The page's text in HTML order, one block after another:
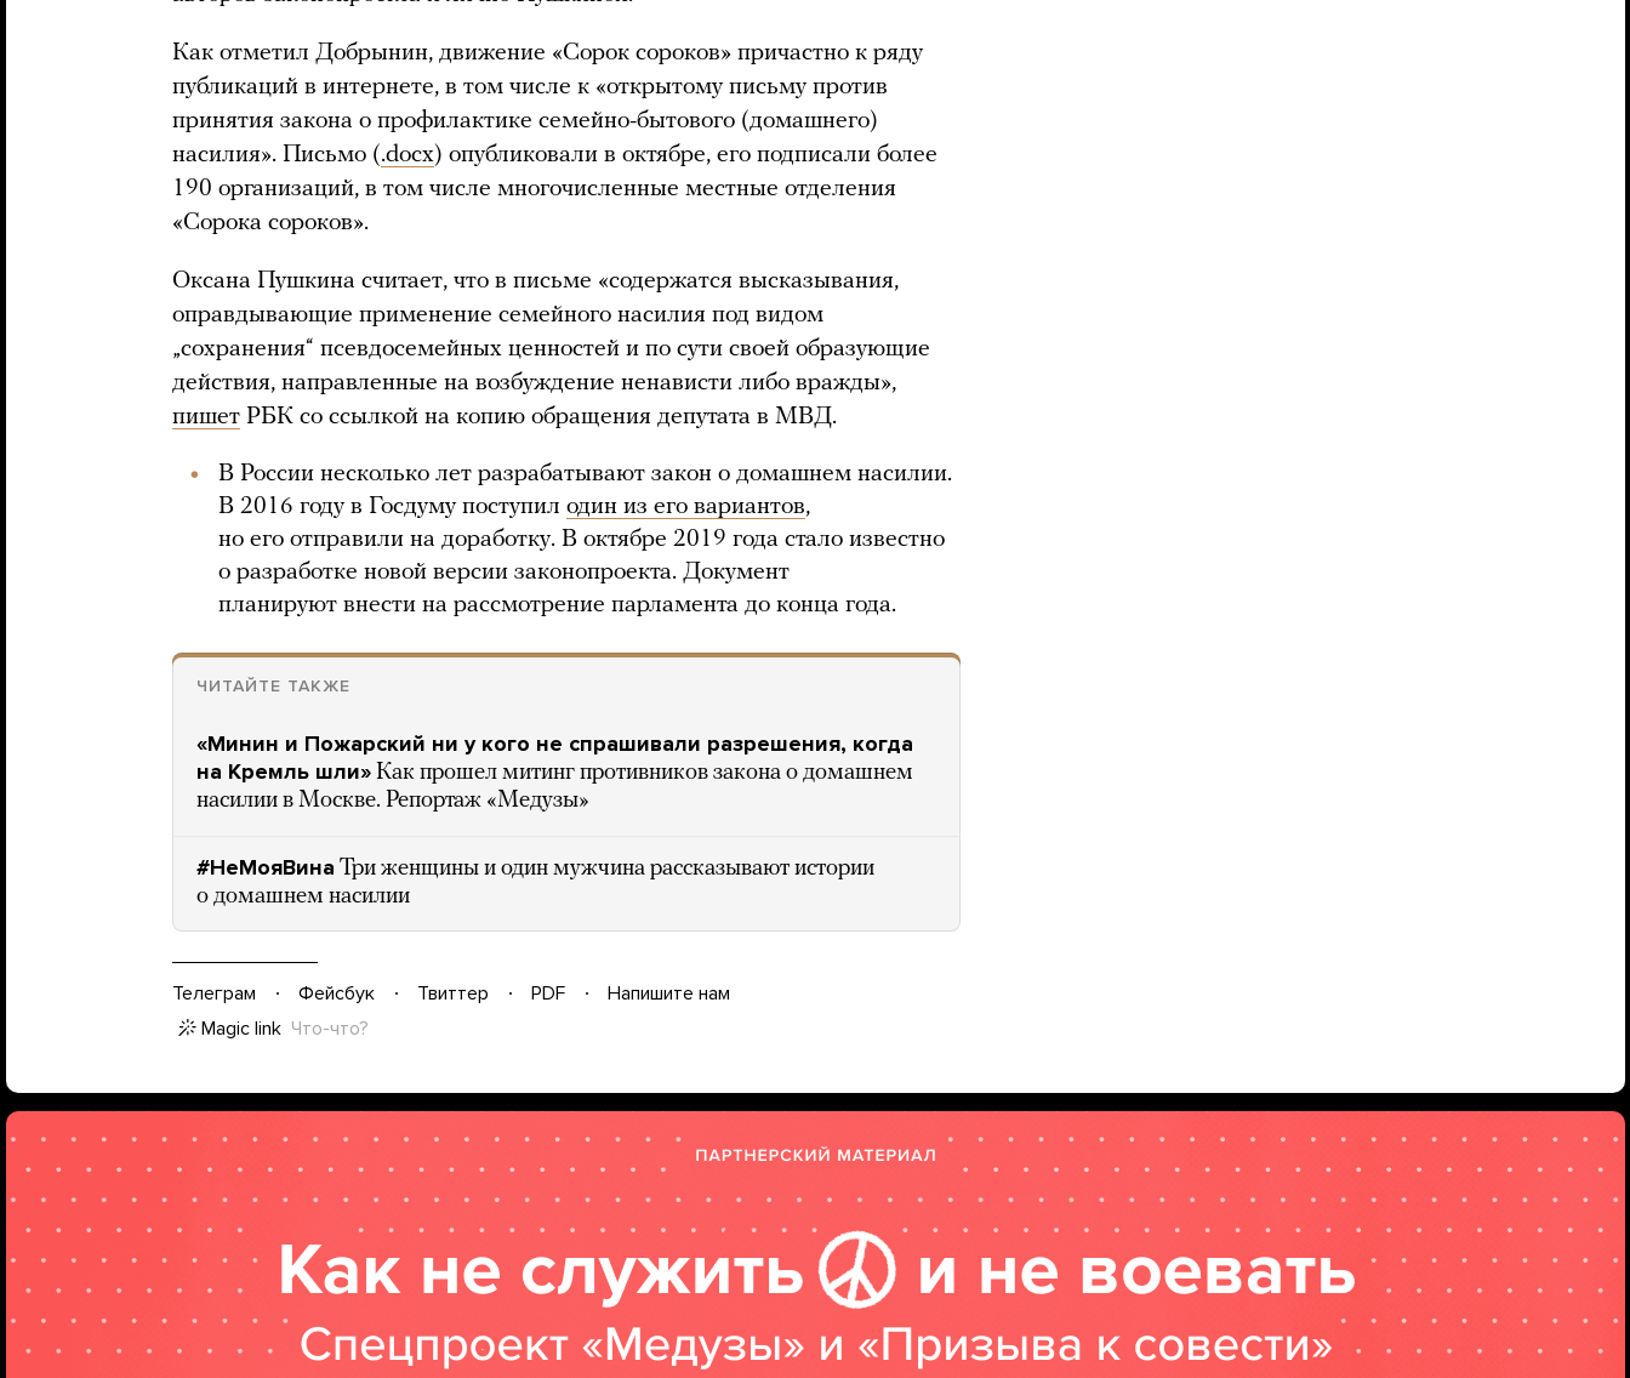
Как отметил Добрынин, движение «Сорок сороков» причастно к ряду
публикаций в интернете, в том числе к «открытому письму против
принятия закона о профилактике семейно-бытового (домашнего)
насилия». Письмо (.docx) опубликовали в октябре, его подписали более
190 организаций, в том числе многочисленные местные отделения
«Сорока сороков».
Оксана Пушкина считает, что в письме «содержатся высказывания,
оправдывающие применение семейного насилия под видом
„сохранения“ псевдосемейных ценностей и по сути своей образующие
действия, направленные на возбуждение ненависти либо вражды»,
пишет РБК со ссылкой на копию обращения депутата в МВД.
В России несколько лет разрабатывают закон о домашнем насилии.
В 2016 году в Госдуму поступил один из его вариантов,
но его отправили на доработку. В октябре 2019 года стало известно
о разработке новой версии законопроекта. Документ
планируют внести на рассмотрение парламента до конца года.
ЧИТАЙТЕ ТАКЖЕ
«Минин и Пожарский ни у кого не спрашивали разрешения, когда
на Кремль шли» Как прошел митинг противников закона о домашнем
насилии в Москве. Репортаж «Медузы»
#НеМояВина Три женщины и один мужчина рассказывают истории
о домашнем насилии
Телеграм Фейсбук Твиттер PDF
Напишите нам
Magic link Что-что?